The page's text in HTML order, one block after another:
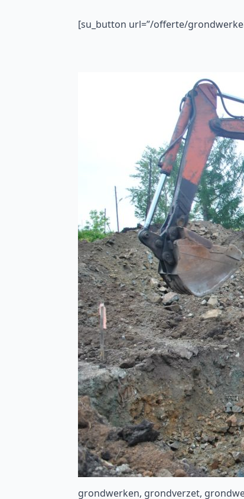
[su_button url=”/offerte/
grondwerken, grondverzet,